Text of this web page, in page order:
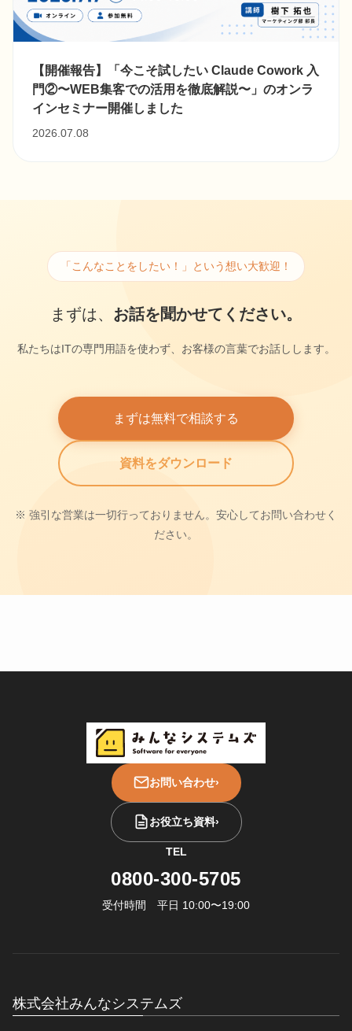
【開催報告】「今こそ試したい Claude Cowork 入
門②〜WEB集客での活用を徹底解説〜」のオンラ
インセミナー開催しました
2026.07.08
「こんなことをしたい！」という想い大歓迎！
まずは、 お話を聞かせてください。
私たちはITの専門用語を使わず、お客様の言葉でお話しします。
まずは無料で相談する
資料をダウンロード
※ 強引な営業は一切行っておりません。安心してお問い合わせく
ださい。
お問い合わせ›
お役立ち資料›
TEL
0800-300-5705
受付時間 平日 10:00〜19:00
株式会社みんなシステムズ